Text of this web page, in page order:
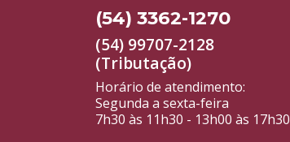
(54) 3362-1270
(54) 99707-2128
(Tributação)
Horário de atendimento:
Segunda a sexta-feira
7h30 às 11h30 - 13h00 às 17h30